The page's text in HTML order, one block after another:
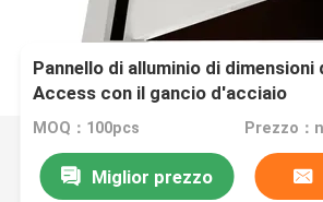
Pannello di alluminio di dimensioni
Access con il gancio d'acciaio
MOQ：100pcs Prezzo：
Miglior prezzo